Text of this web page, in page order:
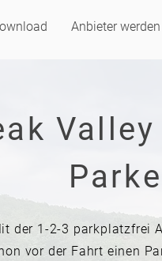
Anbieter werden
Valley
der 1-2-3 parkplatzfrei
vor der Fahrt einen